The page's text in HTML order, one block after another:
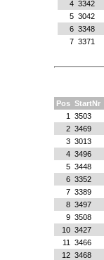
4 3342
5 3042
6 3348
7 3371
Pos StartNr
1
3503
2 3469
3 3013
4 3496
5 3448
6 3352
7 3389
8 3497
9 3508
10 3427
11
3466
12 3468